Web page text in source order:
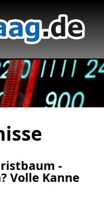
-
Volle Kanne